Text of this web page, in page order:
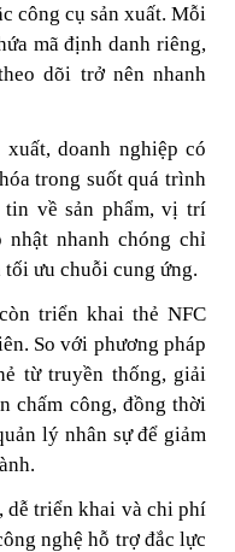
công cụ sản xuất. Mỗi
mã định danh riêng,
dõi trở nên nhanh
doanh nghiệp có
trong suốt quá trình
tin về sản phẩm, vị trí
nhanh chóng chỉ
tối ưu chuỗi cung ứng.
triển khai thẻ NFC
So với phương pháp
từ truyền thống, giải
chấm công, đồng thời
lý nhân sự để giảm
dễ triển khai và chi phí
nghệ hỗ trợ đắc lực